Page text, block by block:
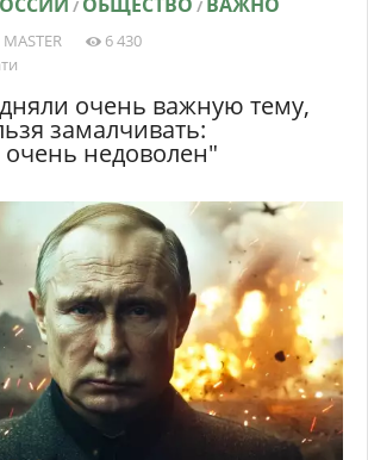
/ /
MASTER
6 430
очень важную тему,
замалчивать:
недоволен"